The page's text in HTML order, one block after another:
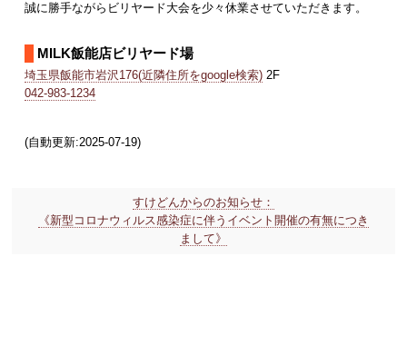
誠に勝手ながらビリヤード大会を少々休業させていただきます。
MILK飯能店ビリヤード場
埼玉県飯能市岩沢176(近隣住所をgoogle検索)2F
042-983-1234
(自動更新:2025-07-19)
すけどんからのお知らせ：
《新型コロナウィルス感染症に伴うイベント開催の有無につき
まして》